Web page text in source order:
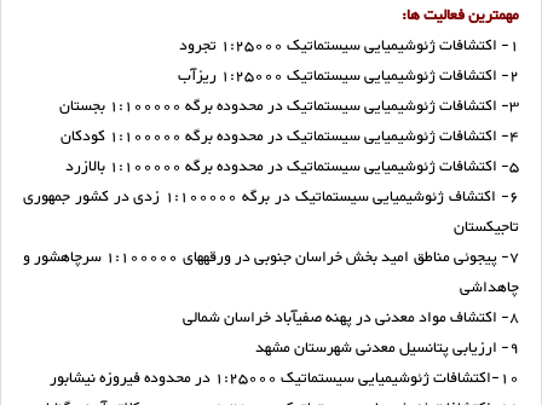
مهمترین فعالیت ها:
1- اکتشافات ژئوشیمیایی سیستماتیک 1:25000 تجرود
2- اکتشافات ژئوشیمیایی سیستماتیک 1:25000 ریزآب
3- اکتشافات ژئوشیمیایی سیستماتیک در محدوده برگه‌ 1:100000 بجستان
4- اکتشافات ژئوشیمیایی سیستماتیک در محدوده برگه‌ 1:100000 کودکان
5- اکتشافات ژئوشیمیایی سیستماتیک در محدوده برگه‌ 1:100000 بالازرد
6- اکتشاف ژئوشیمیایی سیستماتیک در برگه 1:100000 زدی در کشور جمهوری
تاجیکستان
7- پی­جوئی مناطق امید بخش خراسان جنوبی در ورقه­های 1:100000 سرچاه­شور و
چاه­داشی
8- اکتشاف مواد معدنی در پهنه صفی­آباد خراسان شمالی
9- ارزیابی پتانسیل معدنی شهرستان مشهد
10-اکتشافات ژئوشیمیایی سیستماتیک 1:25000 در محدوده فیروزه نیشابور